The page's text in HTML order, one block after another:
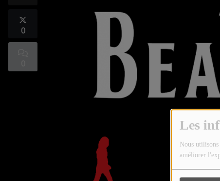
Les
Nous
améliorer
C'ÉTAIT QUOI CE TITRE ?
LES WEBRADIOS
LA GRILLE DES PROGRAMMES
TOUS LES PODCASTS
0